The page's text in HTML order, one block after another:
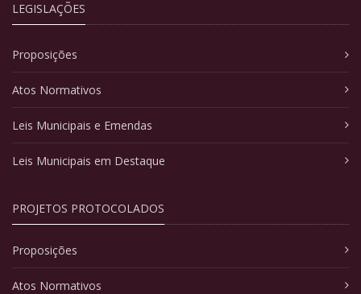
LEGISLAÇÕES
Proposições
Atos Normativos
Leis Municipais e Emendas
Leis Municipais em Destaque
PROJETOS PROTOCOLADOS
Proposições
Atos Normativos